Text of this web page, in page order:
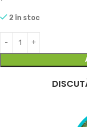
2 în stoc